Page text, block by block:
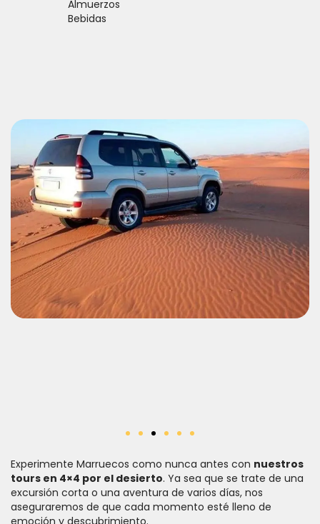
Almuerzos
Bebidas
Experimente Marruecos como nunca antes con nuestros
tours en 4×4 por el desierto. Ya sea que se trate de una
excursión corta o una aventura de varios días, nos
aseguraremos de que cada momento esté lleno de
emoción y descubrimiento.